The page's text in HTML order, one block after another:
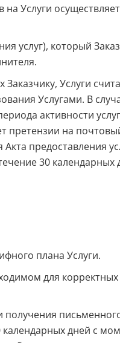
Услуги
услуг), который
Услуги
Услугами. В
активности
претензии на
предоставления
30 календарных
плана Услуги.
для
получения
календарных дней с